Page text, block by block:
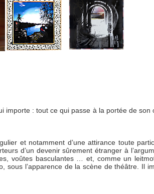
importe : tout ce qui passe à la portée de
et notamment d’une attirance toute
d’un devenir sûrement étranger à
voûtes basculantes … et, comme un
sous l’apparence de la scène de théâtre. Il